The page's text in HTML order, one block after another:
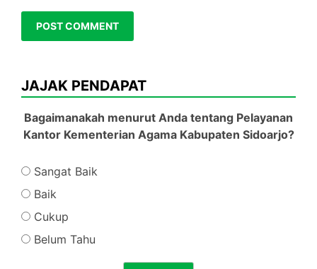
JAJAK PENDAPAT
Bagaimanakah menurut Anda tentang Pelayanan
Kantor Kementerian Agama Kabupaten Sidoarjo?
Sangat Baik
Baik
Cukup
Belum Tahu